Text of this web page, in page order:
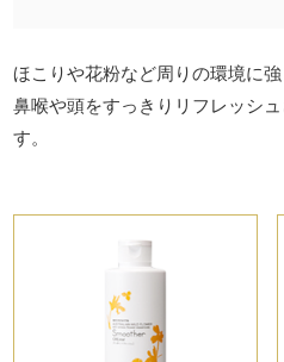
ほこりや花粉など周りの環境に
鼻喉や頭をすっきりリフレッシ
す。